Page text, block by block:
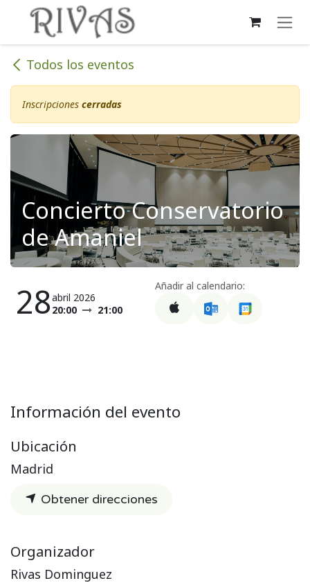
Ir al contenido
Todos los eventos
Inscripciones cerradas
Concierto Conservatorio
de Amaniel
28abril 2026
20:00
21:00
Añadir al calendario:
Información del evento
Ubicación
Madrid
Obtener direcciones
Organizador
Rivas Dominguez